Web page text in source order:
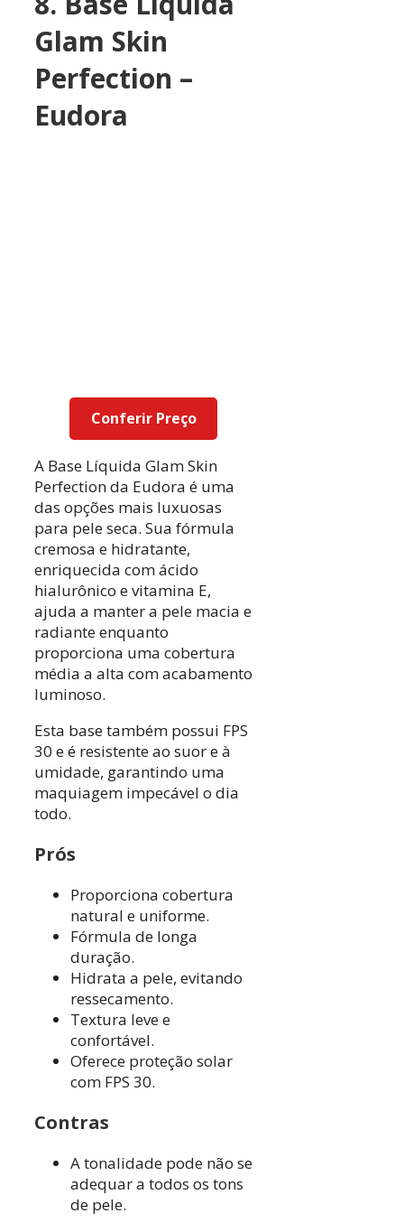
Glam Skin
Perfection –
Eudora
Conferir Preço
A Base Líquida Glam Skin
Perfection da Eudora é uma
das opções mais luxuosas
para pele seca. Sua fórmula
cremosa e hidratante,
enriquecida com ácido
hialurônico e vitamina E,
ajuda a manter a pele macia e
radiante enquanto
proporciona uma cobertura
média a alta com acabamento
luminoso.
Esta base também possui FPS
30 e é resistente ao suor e à
umidade, garantindo uma
maquiagem impecável o dia
todo.
Prós
Proporciona cobertura
natural e uniforme.
Fórmula de longa
duração.
Hidrata a pele, evitando
ressecamento.
Textura leve e
confortável.
Oferece proteção solar
com FPS 30.
Contras
A tonalidade pode não se
adequar a todos os tons
de pele.